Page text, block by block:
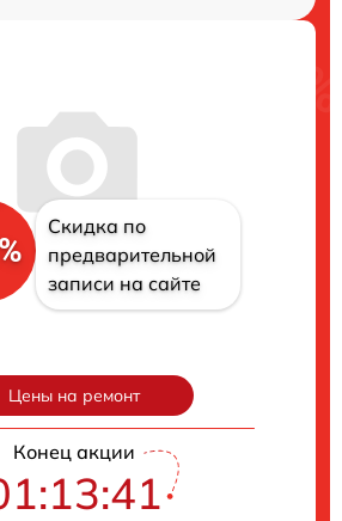
Скидка по
предварительной
записи на сайте
Цены на ремонт
Конец акции